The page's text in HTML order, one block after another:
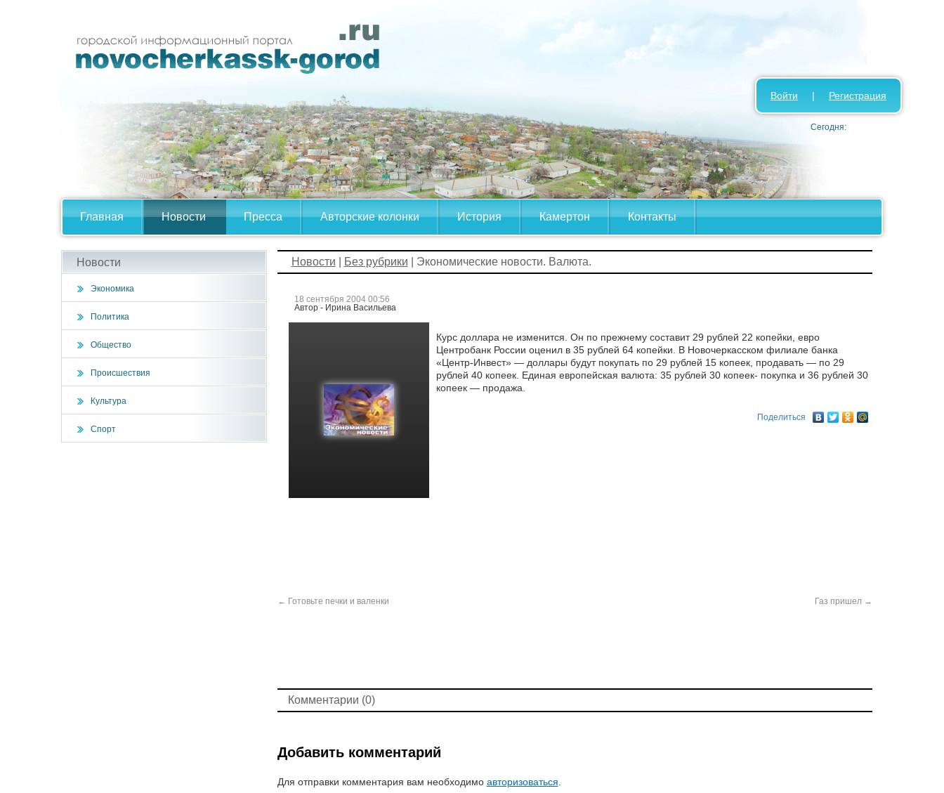
Главная Новости Пресса Авторские колонки История Камертон Контакты
Войти | Регистрация
Сегодня:
Новости
Экономика
Политика
Общество
Происшествия
Культура
Спорт
Новости Без рубрики | Экономические новости. Валюта.
18 сентября 2004 00:56
Автор - Ирина Васильева
Курс доллара не изменится. Он по прежнему составит 29 рублей 22 копейки, евро
Центробанк России оценил в 35 рублей 64 копейки. В Новочеркасском филиале банка
«Центр-Инвест» — доллары будут покупать по29 рублей 15 копеек, продавать — по 29
рублей 40 копеек. Единая европейская валюта: 35 рублей 30 копеек- покупка и 36 рублей 30
копеек — продажа.
Поделиться
← Готовьте печки и валенки Газ пришел →
Комментарии (0)
Добавить комментарий
Для отправки комментария вам необходимо авторизоваться